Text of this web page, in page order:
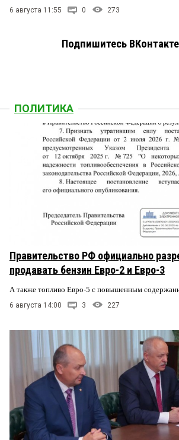
6 августа 11:55 0 273
Подпишитесь
ПОЛИТИКА
Правительство РФ официально
продавать бензин Евро-2 и Евро-3
А также топливо Евро-5 с повышенным
6 августа 14:00 3 227